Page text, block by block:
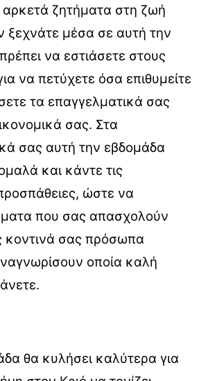
ζητήματα στη ζωή
ξεχνάτε μέσα σε αυτή την
να εστιάσετε στους
να πετύχετε όσα επιθυμείτε
τα επαγγελματικά σας
σας. Στα
σας αυτή την εβδομάδα
και κάντε τις
ώστε να
που σας απασχολούν
κοντινά σας πρόσωπα
οποία καλή
θα κυλήσει καλύτερα για